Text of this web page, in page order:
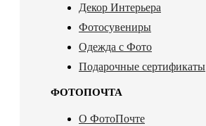
Декор Интерьера
Фотосувениры
Одежда с Фото
Подарочные сертификаты
ФОТОПОЧТА
О ФотоПочте